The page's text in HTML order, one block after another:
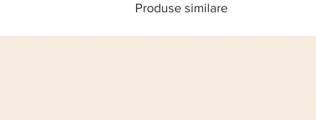
Produse similare